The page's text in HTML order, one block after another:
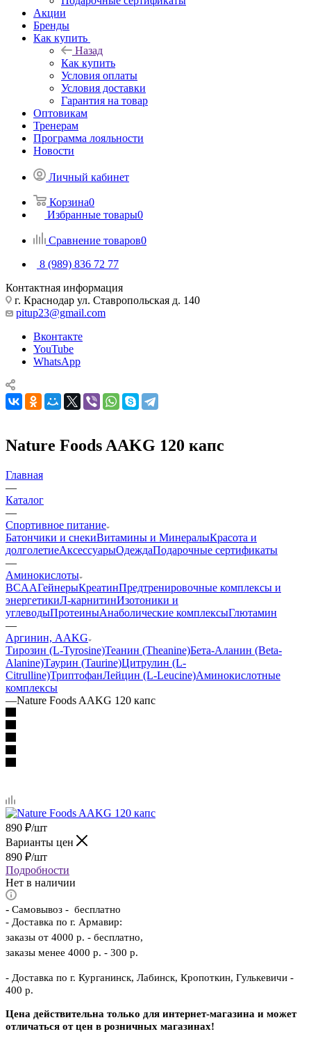
Акции
Бренды
Как купить
Назад
Как купить
Условия оплаты
Условия доставки
Гарантия на товар
Оптовикам
Тренерам
Программа лояльности
Новости
Личный кабинет
Корзина0
Избранные товары0
Сравнение товаров0
8 (989) 836 72 77
Контактная информация
г. Краснодар ул. Ставропольская д. 140
pitup23@gmail.com
Вконтакте
YouTube
WhatsApp
Nature Foods AAKG 120 капс
Главная
—
Каталог
—
Спортивное питание
Батончики и снекиВитамины и МинералыКрасота и
долголетиеАксессуарыОдеждаПодарочные сертификаты
—
Аминокислоты
BCAAГейнерыКреатинПредтренировочные комплексы и
энергетикиЛ-карнитинИзотоники и
углеводыПротеиныАнаболические комплексыГлютамин
—
Аргинин, AAKG
Тирозин (L-Tyrosine)Теанин (Theanine)Бета-Аланин (Beta-
Alanine)Таурин (Taurine)Цитрулин (L-
Citrulline)ТриптофанЛейцин (L-Leucine)Аминокислотные
комплексы
—Nature Foods AAKG 120 капс
890 ₽/шт
Варианты цен
890 ₽/шт
Подробности
Нет в наличии
- Самовывоз - бесплатно
- Доставка по г. Армавир:
заказы от 4000 р. - бесплатно,
заказы менее 4000 р. - 300 р.
- Доставка по г. Курганинск, Лабинск, Кропоткин, Гулькевичи -
400 р.
Цена действительна только для интернет-магазина и может
отличаться от цен в розничных магазинах!